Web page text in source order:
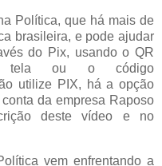
Política, que há mais de
brasileira, e pode ajudar
do Pix, usando o QR
tela ou o código
utilize PIX, há a opção
da empresa Raposo
deste vídeo e no
vem enfrentando a